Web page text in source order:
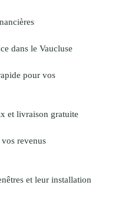
dans le Vaucluse
pour vos
et livraison gratuite
revenus
et leur installation